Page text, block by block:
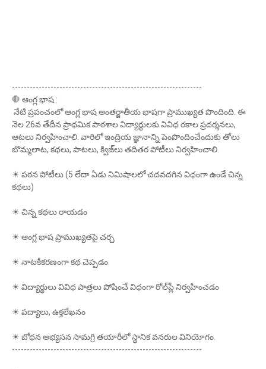
----------------------------------------------------------------
🛑 ఆంగ్ల భాష :
నేటి ప్రపంచంలో ఆంగ్ల భాష అంతర్జాతీయ భాషగా ప్రాముఖ్యత పొందింది. ఈ
నెల 26వ తేదీన ప్రాథమిక పాఠశాల విద్యార్థులకు వివిధ రకాల ప్రదర్శనలు,
ఆటలు నిర్వహించాలి. వారిలో ఇంద్రియ జ్ఞానాన్ని పెంపొందించేందుకు తోలు
బొమ్మలాట, కథలు, పాటలు, క్విజ్‌లు తదితర పోటీలు నిర్వహించాలి.
☀ పఠన పోటీలు (5 లేదా ఏడు నిమిషాలలో చదవదగిన విధంగా ఉండే చిన్న
కథలు)
☀ చిన్న కథలు రాయడం
☀ ఆంగ్ల భాష ప్రాముఖ్యతపై చర్చ
☀ నాటకీకరణంగా కథ చెప్పడం
☀ విద్యార్థులు వివిధ పాత్రలు పోషించే విధంగా రోల్‌ప్లే నిర్వహించడం
☀ పద్యాలు, ఉక్తలేఖనం
☀ బోధన అభ్యసన సామగ్రి తయారీలో స్థానిక వనరుల వినియోగం.
----------------------------------------------------------------